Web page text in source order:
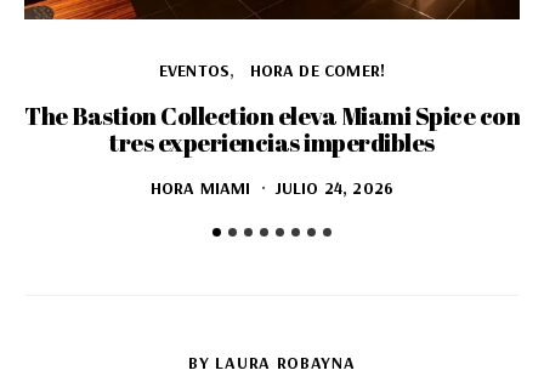
EVENTOS HORA DE COMER!
The Bastion Collection eleva Miami Spice con
tres experiencias imperdibles
HORA MIAMI JULIO 24, 2026
BY LAURA ROBAYNA